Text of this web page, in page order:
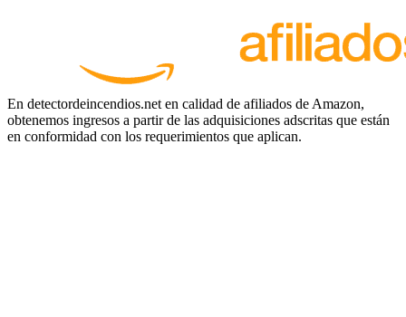
En detectordeincendios.net en calidad de afiliados de Amazon,
obtenemos ingresos a partir de las adquisiciones adscritas que están
en conformidad con los requerimientos que aplican.